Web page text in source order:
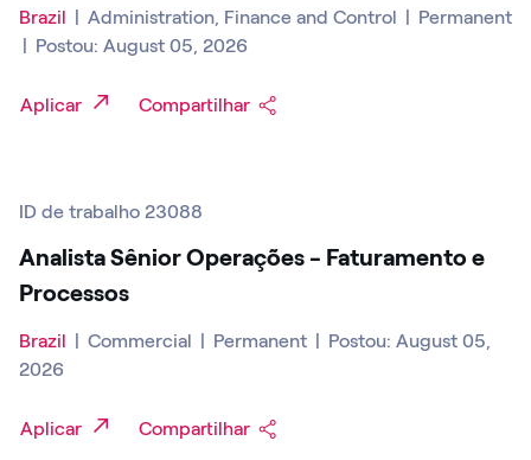
Brazil Administration, Finance and Control
Permanent
Postou: August 05, 2026
Aplicar Compartilhar
ID de trabalho 23088
Analista Sênior Operações - Faturamento e
Processos
Brazil Commercial Permanent
Postou: August 05,
2026
Aplicar Compartilhar